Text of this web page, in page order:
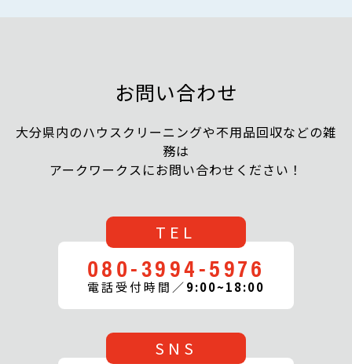
お問い合わせ
大分県内のハウスクリーニングや不用品回収などの雑
務は
アークワークスにお問い合わせください！
TEL
080-3994-5976
電話受付時間／9:00~18:00
SNS